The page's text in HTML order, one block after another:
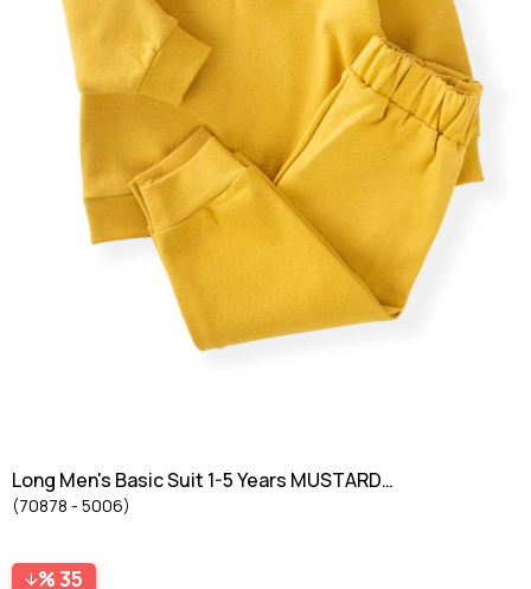
Long Men's Basic Suit 1-5 Years MUSTARD
YELLOW
(70878 - 5006)
35